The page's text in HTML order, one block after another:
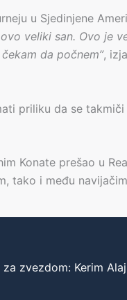
u Sjedinjene
ovo veliki san. Ovo je
da počnem”,
priliku da se takmiči
Konate prešao u
tako i među